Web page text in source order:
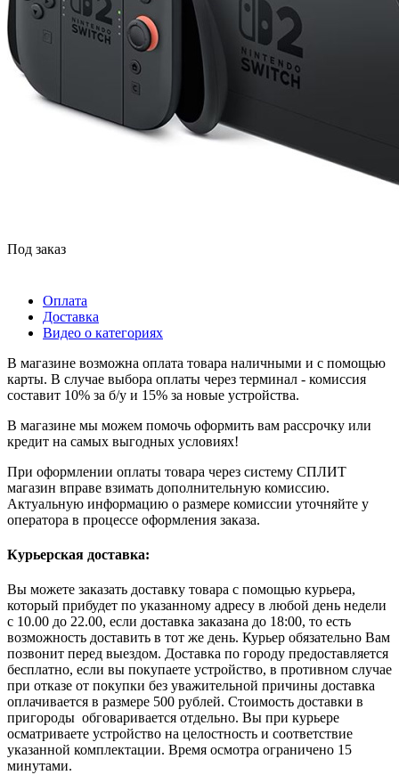
Под заказ
Оплата
Доставка
Видео о категориях
В магазине возможна оплата товара наличными и с помощью
карты. В случае выбора оплаты через терминал - комиссия
составит 10% за б/у и 15% за новые устройства.
В магазине мы можем помочь оформить вам рассрочку или
кредит на самых выгодных условиях!
При оформлении оплаты товара через систему СПЛИТ
магазин вправе взимать дополнительную комиссию.
Актуальную информацию о размере комиссии уточняйте у
оператора в процессе оформления заказа.
Курьерская доставка:
Вы можете заказать доставку товара с помощью курьера,
который прибудет по указанному адресу в любой день недели
с 10.00 до 22.00, если доставка заказана до 18:00, то есть
возможность доставить в тот же день. Курьер обязательно Вам
позвонит перед выездом. Доставка по городу предоставляется
бесплатно, если вы покупаете устройство, в противном случае
при отказе от покупки без уважительной причины доставка
оплачивается в размере 500 рублей. Стоимость доставки в
пригороды обговаривается отдельно. Вы при курьере
осматриваете устройство на целостность и соответствие
указанной комплектации. Время осмотра ограничено 15
минутами.